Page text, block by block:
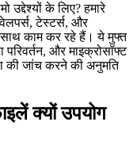
के लिए? हमारे
टेस्टर्स, और
काम कर रहे हैं। ये मुफ्त
और माइक्रोसॉफ्ट
की जांच करने की अनुमति
क्यों उपयोग